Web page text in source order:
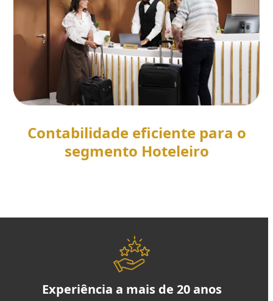
Contabilidade eficiente para o
segmento Hoteleiro
Experiência a mais de 20 anos